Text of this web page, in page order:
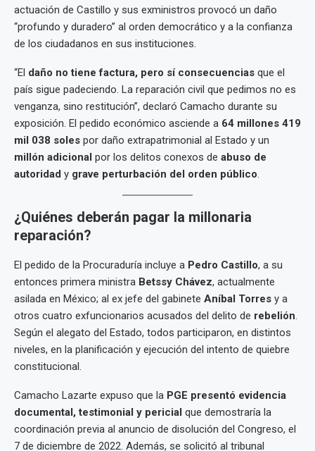
actuación de Castillo y sus exministros provocó un daño
“profundo y duradero” al orden democrático y a la confianza
de los ciudadanos en sus instituciones.
“El daño no tiene factura, pero sí consecuencias que el
país sigue padeciendo. La reparación civil que pedimos no es
venganza, sino restitución”, declaró Camacho durante su
exposición. El pedido económico asciende a 64 millones 419
mil 038 soles por daño extrapatrimonial al Estado y un
millón adicional por los delitos conexos de abuso de
autoridad y grave perturbación del orden público.
¿Quiénes deberán pagar la millonaria
reparación?
El pedido de la Procuraduría incluye a Pedro Castillo, a su
entonces primera ministra Betssy Chávez, actualmente
asilada en México; al ex jefe del gabinete Aníbal Torres y a
otros cuatro exfuncionarios acusados del delito de rebelión.
Según el alegato del Estado, todos participaron, en distintos
niveles, en la planificación y ejecución del intento de quiebre
constitucional.
Camacho Lazarte expuso que la PGE presentó evidencia
documental, testimonial y pericial que demostraría la
coordinación previa al anuncio de disolución del Congreso, el
7 de diciembre de 2022. Además, se solicitó al tribunal